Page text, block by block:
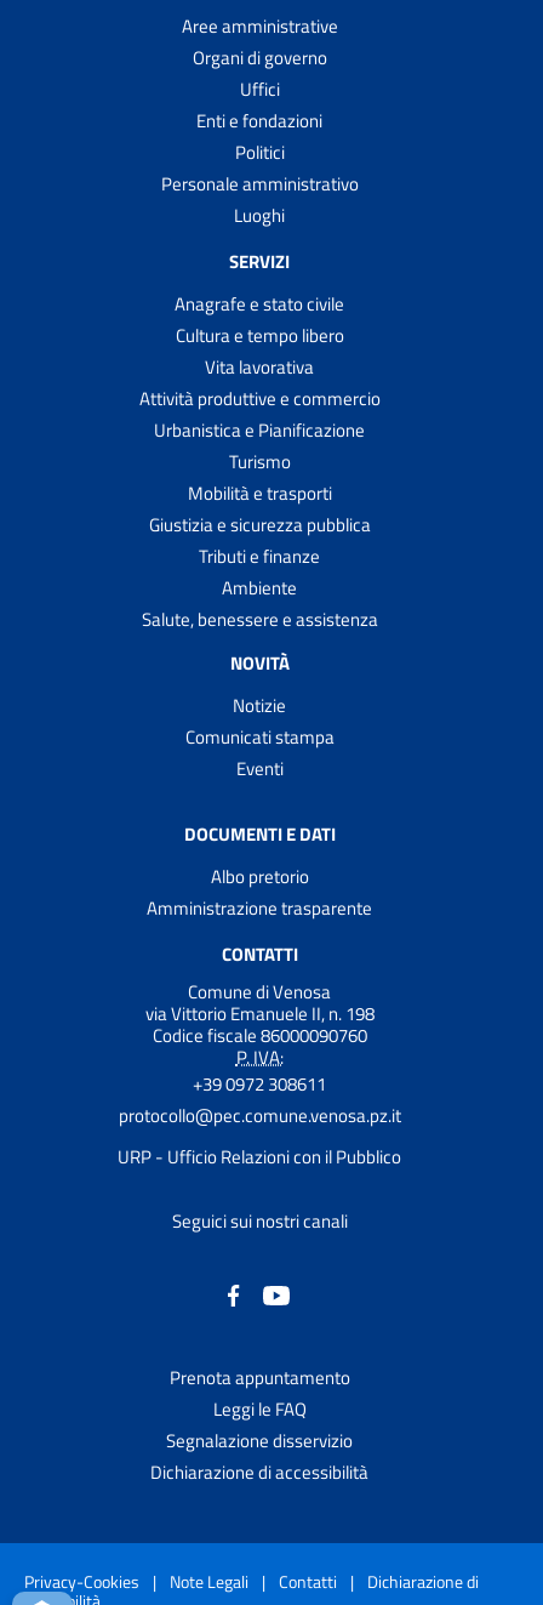
Aree amministrative
Organi di governo
Uffici
Enti e fondazioni
Politici
Personale amministrativo
Luoghi
SERVIZI
Anagrafe e stato civile
Cultura e tempo libero
Vita lavorativa
Attività produttive e commercio
Urbanistica e Pianificazione
Turismo
Mobilità e trasporti
Giustizia e sicurezza pubblica
Tributi e finanze
Ambiente
Salute, benessere e assistenza
NOVITÀ
Notizie
Comunicati stampa
Eventi
DOCUMENTI E DATI
Albo pretorio
Amministrazione trasparente
CONTATTI
Comune di Venosa
via Vittorio Emanuele II, n. 198
Codice fiscale 86000090760
P. IVA:
+39 0972 308611
protocollo@pec.comune.venosa.pz.it
URP - Ufficio Relazioni con il Pubblico
Seguici sui nostri canali
Prenota appuntamento
Leggi le FAQ
Segnalazione disservizio
Dichiarazione di accessibilità
Privacy-Cookies | Note Legali | Contatti | Dichiarazione di